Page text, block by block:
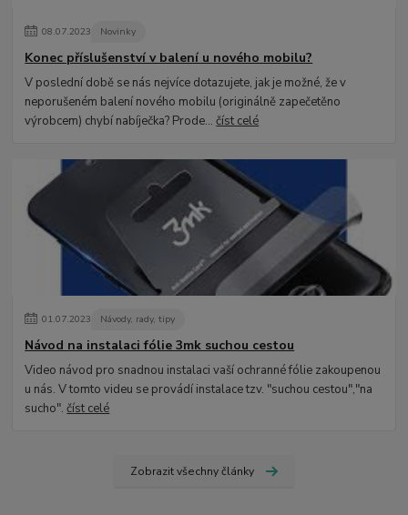
08.07.2023 Novinky
Konec příslušenství v balení u nového mobilu?
V poslední době se nás nejvíce dotazujete, jak je možné, že v
neporušeném balení nového mobilu (originálně zapečetěno
výrobcem) chybí nabíječka? Prode...číst celé
01.07.2023 Návody, rady, tipy
Návod na instalaci fólie 3mk suchou cestou
Video návod pro snadnou instalaci vaší ochranné fólie zakoupenou
u nás. V tomto videu se provádí instalace tzv. "suchou cestou","na
sucho".číst celé
Zobrazit všechny články